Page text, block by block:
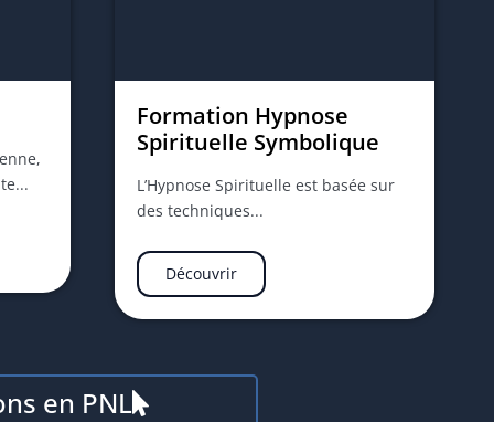
Formation Hypnose
Spirituelle Symbolique
L’Hypnose Spirituelle est basée sur
des techniques...
Découvrir
en PNL